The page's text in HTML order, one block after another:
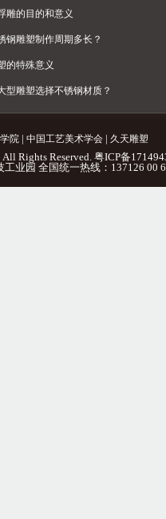
雕的目的和意义
钢雕塑制作周期多长？
的特殊意义
型雕塑选择不锈钢材质？
院 | 中国工艺美术学会 | 久天雕塑
Rights Reserved. 粤ICP备
业园 全国统一热线：137126 00